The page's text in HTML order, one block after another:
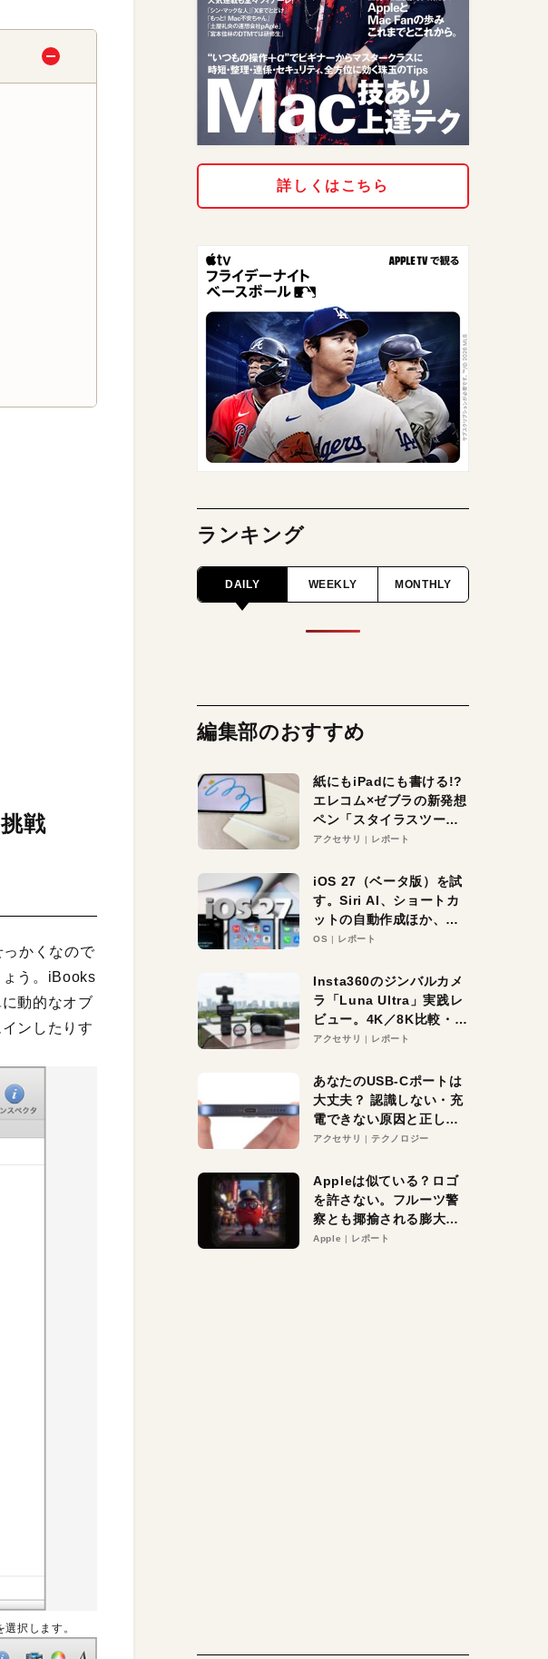
戦
かくなので
ょう。iBooks
動的なオブ
ンしたりす
択します。
詳しくはこちら
ランキング
DAILY WEEKLY MONTHLY
編集部のおすすめ
紙にもiPadにも書ける!?
エレコム×ゼブラの新発想
ペン「スタイラスツーウ
ェイ」レビュー。持ち替
アクセサリ レポート
iOS 27（ベータ版）を試
す。Siri AI、ショートカ
ットの自動作成ほか、期
待大の便利機能5選。
る未来はすぐそこ！
OS レポート
Insta360のジンバルカメ
ラ「Luna Ultra」実践レ
ビュー。4K／8K比較・ズ
ーム・夜間撮影をチェッ
アクセサリ レポート
あなたのUSB-Cポートは
大丈夫？ 認識しない・充
電できない原因と正しい
対策
アクセサリ テクノロジー
Appleは似ている？ロゴ
を許さない。フルーツ警
察とも揶揄される膨大な
異議申し立て。対象は非
Apple レポート